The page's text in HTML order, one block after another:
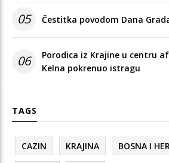
05 Čestitka povodom Dana
06
Porodica iz Krajine u centru
Kelna pokrenuo istragu
TAGS
CAZIN KRAJINA BOSNA I